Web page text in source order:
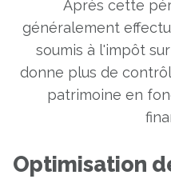
Après cette
généralement
soumis à l'impôt
donne plus de
patrimoine en
Optimisation